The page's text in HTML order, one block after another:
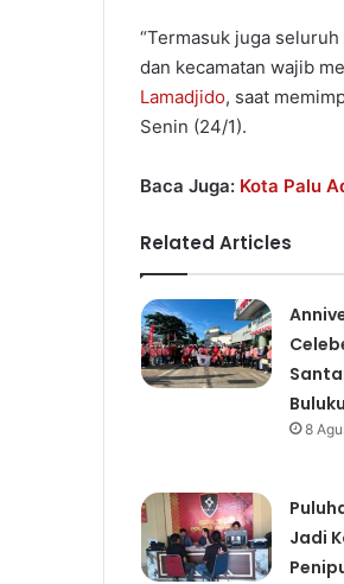
“Termasuk juga
dan kecamatan wajib
Lamadjido, saat
Senin (24/1).
Baca Juga: Kota Palu
Related Articles
8
Jadi